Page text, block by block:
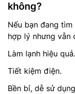
không?
Nếu bạn đang
hợp lý nhưng vẫn
Làm lạnh hiệu quả.
Tiết kiệm điện.
Bền bỉ, dễ sử